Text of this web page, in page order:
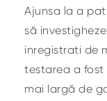
Ajunsa la a
să
inregistrati de
testarea a fost
mai largă de